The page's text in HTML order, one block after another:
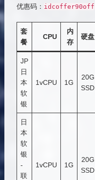
优惠码： idcoffer90off
套
餐
CPU
内
存
硬盘
JP
日
本
软
银
1vCPU 1G
20G
SSD
日
本
软
银
-
联
1vCPU 1G
20G
SSD